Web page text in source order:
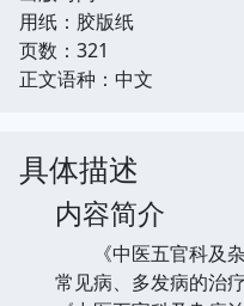
用纸：胶版纸
页数：321
正文语种：中文
具体描述
内容简介
《中医五官科及杂
常见病、多发病的治